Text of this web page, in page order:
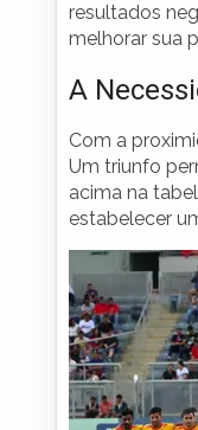
resultados
melhorar sua
A
Com a
Um triunfo
acima na
estabelecer